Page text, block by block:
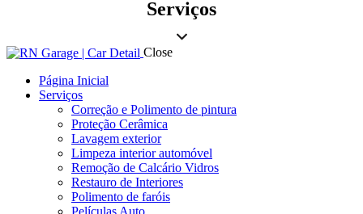
Serviços
Close
Página Inicial
Serviços
Correção e Polimento de pintura
Proteção Cerâmica
Lavagem exterior
Limpeza interior automóvel
Remoção de Calcário Vidros
Restauro de Interiores
Polimento de faróis
Películas Auto